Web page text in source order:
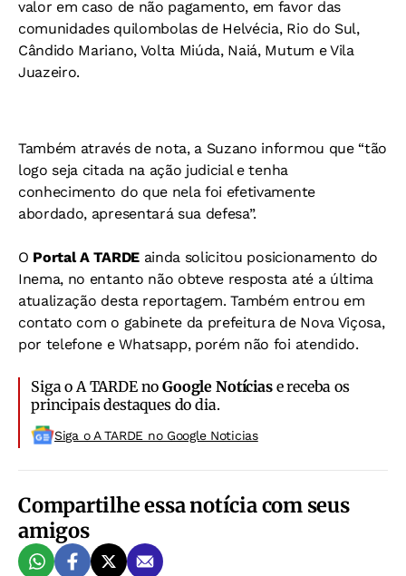
valor em caso de não pagamento, em favor das
comunidades quilombolas de Helvécia, Rio do Sul,
Cândido Mariano, Volta Miúda, Naiá, Mutum e Vila
Juazeiro.
Também através de nota, a Suzano informou que “tão
logo seja citada na ação judicial e tenha
conhecimento do que nela foi efetivamente
abordado, apresentará sua defesa”.
O Portal A TARDEainda solicitou posicionamento do
Inema, no entanto não obteve resposta até a última
atualização desta reportagem. Também entrou em
contato com o gabinete da prefeitura de Nova Viçosa,
por telefone e Whatsapp, porém não foi atendido.
Siga o A TARDE noGoogle Notíciase receba os
principais destaques do dia.
Siga o A TARDE no Google Noticias
Compartilhe essa notícia com seus
amigos